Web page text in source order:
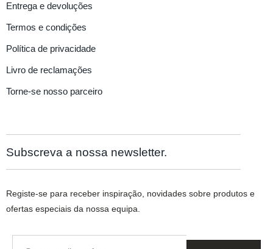
Entrega e devoluções
Termos e condições
Política de privacidade
Livro de reclamações
Torne-se nosso parceiro
Subscreva a nossa newsletter.
Registe-se para receber inspiração, novidades sobre produtos e
ofertas especiais da nossa equipa.